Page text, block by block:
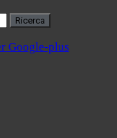
Ricerca
Google-plus